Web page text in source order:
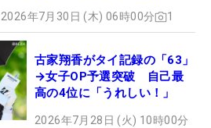
2026年7月30日 (木) 06時00分 1
古家翔香がタイ記録の「63」
→女子OP予選突破 自己最
高の4位に「うれしい！」
2026年7月28日 (火) 10時00分